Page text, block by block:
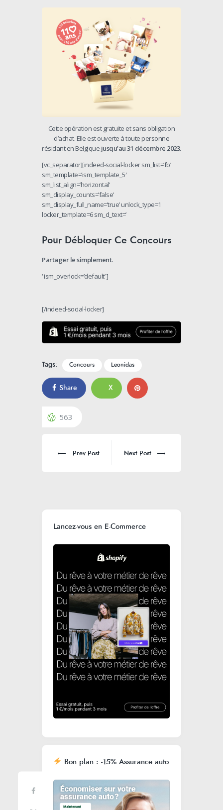
Cette opération est gratuite et sans obligation
d’achat. Elle est ouverte à toute personne
résidant en Belgique jusqu’au 31 décembre 2023.
[vc_separator][indeed-social-locker sm_list=’fb’
sm_template=’ism_template_5′
sm_list_align=’horizontal’
sm_display_counts=’false’
sm_display_full_name=’true’ unlock_type=1
locker_template=6 sm_d_text=’
Pour Débloquer Ce Concours
Partager le simplement.
‘ ism_overlock=’default’ ]
[/indeed-social-locker]
Tags: Concours Leonidas
Share X
563
Prev Post Next Post
Lancez-vous en E-Commerce
Bon plan : -15% Assurance auto